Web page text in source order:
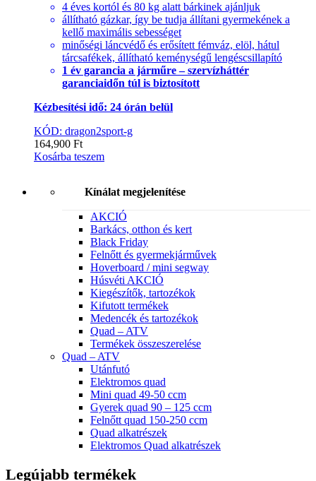
4 éves kortól és 80 kg alatt bárkinek ajánljuk
állítható gázkar, így be tudja állítani gyermekének a
kellő maximális sebességet
minőségi láncvédő és erősített fémváz, elöl, hátul
tárcsafékek, állítható keménységű lengéscsillapító
1 év garancia a járműre – szervízháttér
garanciaidőn túl is biztosított
Kézbesítési idő: 24 órán belül
KÓD: dragon2sport-g
164,900 Ft
Kosárba teszem
Kínálat megjelenítése
AKCIÓ
Barkács, otthon és kert
Black Friday
Felnőtt és gyermekjárművek
Hoverboard / mini segway
Húsvéti AKCIÓ
Kiegészítők, tartozékok
Kifutott termékek
Medencék és tartozékok
Quad – ATV
Termékek összeszerelése
Quad – ATV
Utánfutó
Elektromos quad
Mini quad 49-50 ccm
Gyerek quad 90 – 125 ccm
Felnőtt quad 150-250 ccm
Quad alkatrészek
Elektromos Quad alkatrészek
Legújabb termékek